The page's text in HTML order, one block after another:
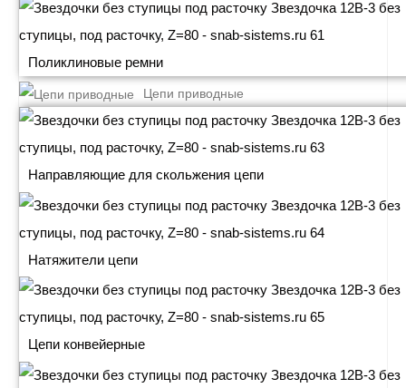
Поликлиновые ремни
Цепи приводные
Направляющие для скольжения цепи
Натяжители цепи
Цепи конвейерные